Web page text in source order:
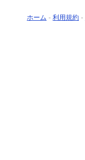
ホーム - 利用規約 -